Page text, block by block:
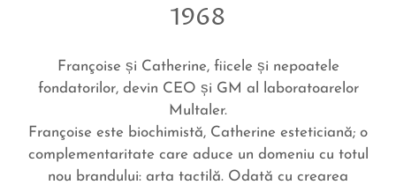
1968
Françoise și Catherine, fiicele și nepoatele
fondatorilor, devin CEO și GM al laboratoarelor
Multaler.
Françoise este biochimistă, Catherine esteticiană; o
complementaritate care aduce un domeniu cu totul
nou brandului: arta tactil ă. Odată cu crearea